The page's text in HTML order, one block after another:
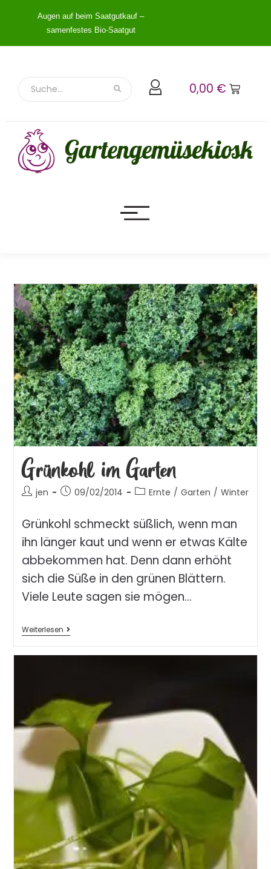
Augen auf beim Saatgutkauf –
samenfestes Bio-Saatgut
0,00 €
Grünkohl im Garten
jen 09/02/2014 Ernte / Garten / Winter
Grünkohl schmeckt süßlich, wenn man
ihn länger kaut und wenn er etwas Kälte
abbekommen hat. Denn dann erhöht
sich die Süße in den grünen Blättern.
Viele Leute sagen sie mögen…
Weiterlesen